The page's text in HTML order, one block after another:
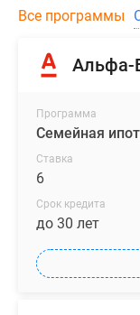
Все программы
Альфа-
Программа
Семейная
Ставка
6
Срок кредита
до 30 лет